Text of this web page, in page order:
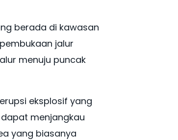
berada di kawasan
jalur
menuju puncak
eksplosif yang
menjangkau
yang biasanya